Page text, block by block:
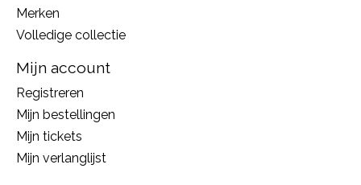
Merken
Volledige collectie
Mijn account
Registreren
Mijn bestellingen
Mijn tickets
Mijn verlanglijst